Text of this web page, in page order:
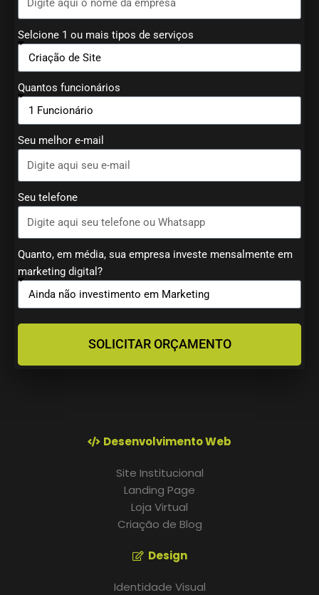
Selcione 1 ou mais tipos de serviços
Quantos funcionários
Seu melhor e-mail
Seu telefone
Quanto, em média, sua empresa investe mensalmente em
marketing digital?
SOLICITAR ORÇAMENTO
Desenvolvimento Web
Site Institucional
Landing Page
Loja Virtual
Criação de Blog
Design
Identidade Visual